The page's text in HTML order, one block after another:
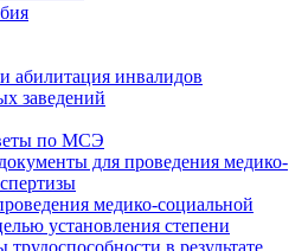
абилитация инвалидов
заведений
по МСЭ
для проведения медико-
медико-социальной
установления степени
трудоспособности в результате